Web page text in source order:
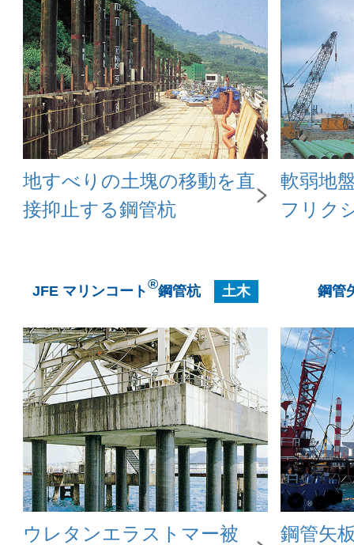
地すべりの土塊の移動を直
接抑止する鋼管杭
軟弱地
フリク
JFE マリンコート®鋼管杭 土木
ウレタンエラストマー被
鋼管
鋼管矢